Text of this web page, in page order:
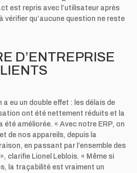
est repris avec l’utilisateur après
vérifier qu’aucune question ne reste
D’ENTREPRISE
eu un double effet : les délais de
ont été nettement réduits et la
améliorée. « Avec notre ERP, on
de nos appareils, depuis la
en passant par l’ensemble des
clarifie Lionel Leblois. « Même si
la traçabilité est vraiment un